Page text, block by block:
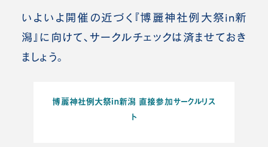
いよいよ開催の近づく『博麗神社例大祭in新
潟』に向けて、サークルチェックは済ませておき
ましょう。
博麗神社例大祭in新潟 直接参加サークルリス
ト